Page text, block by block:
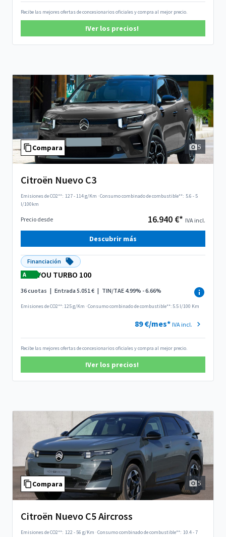
Recibe las mejores ofertas de concesionarios oficiales y compra al mejor precio.
!Ver los precios!
Compara 5
Citroën Nuevo C3
Emisiones de CO2**: 127 - 114 g/Km ·Consumo combinado de combustible**: 5.6 - 5
l/100km
Precio desde 16.940 €* IVA incl.
Descubrir más
Financiación
A
YOU TURBO 100
36 cuotas | Entrada 5.051 € | TIN/TAE 4.99% - 6.66%
Emisiones de CO2**: 125 g/Km ·Consumo combinado de combustible**: 5.5 l/100 Km
89 €/mes* IVA incl.
Recibe las mejores ofertas de concesionarios oficiales y compra al mejor precio.
!Ver los precios!
Compara 5
Citroën Nuevo C5 Aircross
Emisiones de CO2**: 122 - 56 g/Km ·Consumo combinado de combustible**: 10.4 - 7